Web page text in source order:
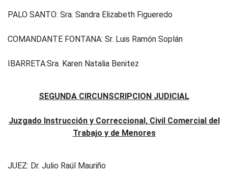
PALO SANTO: Sra. Sandra Elizabeth Figueredo
COMANDANTE FONTANA: Sr. Luis Ramón Soplán
IBARRETA:Sra. Karen Natalia Benitez
SEGUNDA CIRCUNSCRIPCION JUDICIAL
Juzgado Instrucción y Correccional, Civil Comercial del
Trabajo y de Menores
JUEZ: Dr. Julio Raúl Mauriño